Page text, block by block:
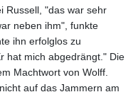
Russell, "das war sehr
neben ihm", funkte
ihn erfolglos zu
hat mich abgedrängt." Die
Machtwort von Wolff.
auf das Jammern am